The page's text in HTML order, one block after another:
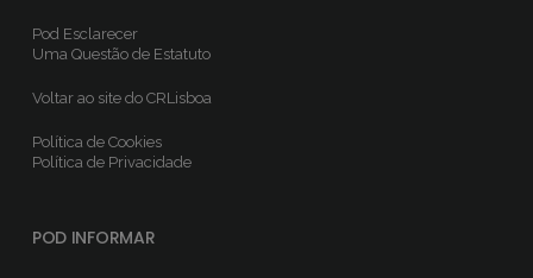
Pod Esclarecer
Uma Questão de Estatuto
Voltar ao site do CRLisboa
Política de Cookies
Política de Privacidade
POD INFORMAR